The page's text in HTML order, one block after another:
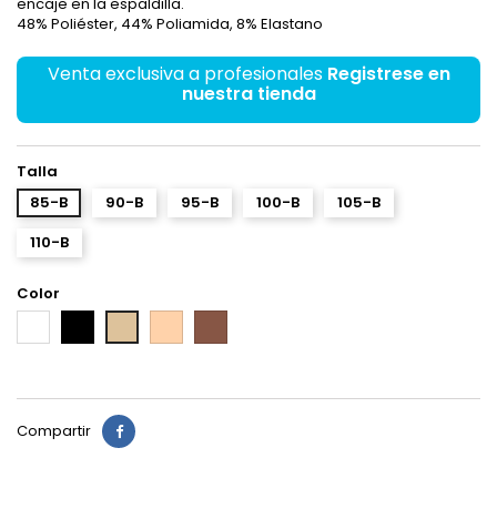
48% Poliéster, 44% Poliamida, 8% Elastano
Venta exclusiva a profesionales Registrese en
nuestra tienda
Talla
85-B
90-B 95-B 100-B
105-B
110-B
Color
Compartir